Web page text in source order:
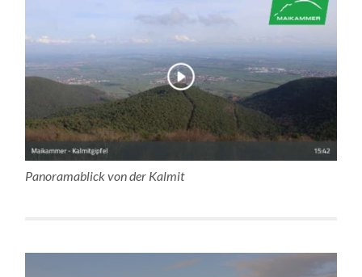
Panoramablick von der Kalmit